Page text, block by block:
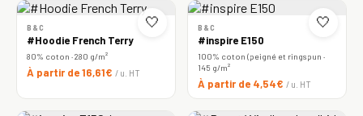
🤍
B&C
#Hoodie French Terry
80% coton · 280 g/m²
À partir de 16,61€ / u. HT
🤍
B&C
#inspire E150
100% coton (peigné et ringspun ·
145 g/m²
À partir de 4,54€ / u. HT